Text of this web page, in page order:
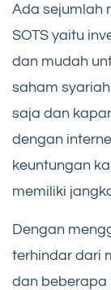
Ada sejumlah
SOTS yaitu
dan mudah
saham
saja dan
dengan
keuntungan
memiliki
Dengan
terhindar dari
dan beberapa